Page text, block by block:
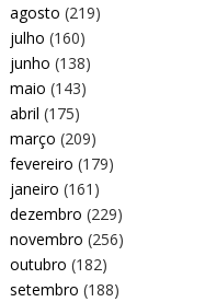
agosto (219)
julho (160)
junho (138)
maio (143)
abril (175)
março (209)
fevereiro (179)
janeiro (161)
dezembro (229)
novembro (256)
outubro (182)
setembro (188)